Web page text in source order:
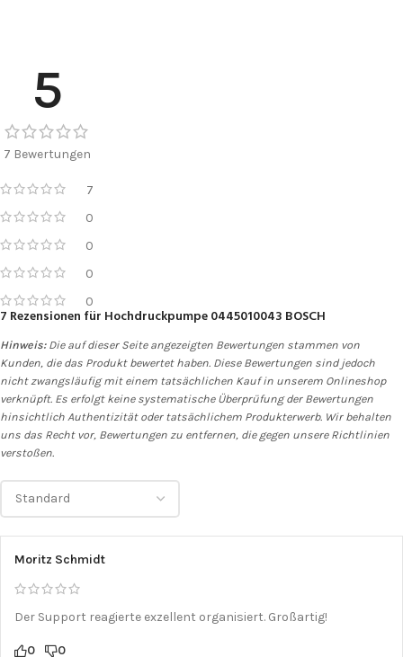
5
7 Bewertungen
7
0
0
0
0
7 Rezensionen für Hochdruckpumpe 0445010043 BOSCH
Hinweis:Die auf dieser Seite angezeigten Bewertungen stammen von
Kunden, die das Produkt bewertet haben. Diese Bewertungen sind jedoch
nicht zwangsläufig mit einem tatsächlichen Kauf in unserem Onlineshop
verknüpft. Es erfolgt keine systematische Überprüfung der Bewertungen
hinsichtlich Authentizität oder tatsächlichem Produkterwerb. Wir behalten
uns das Recht vor, Bewertungen zu entfernen, die gegen unsere Richtlinien
verstoßen.
Moritz Schmidt
Der Support reagierte exzellent organisiert. Großartig!
0 0